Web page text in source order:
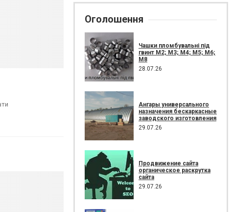
Оголошення
Чашки пломбувальні під
гвинт М2; М3; М4; М5; М6;
М8
28.07.26
Ангары универсального
назначения бескаркасные
заводского изготовления
29.07.26
Продвижение сайта
органическое раскрутка
сайта
29.07.26